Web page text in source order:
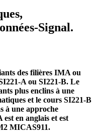
Signal.
des filières IMA ou
A ou SI221-B. Le
plus enclins à une
et le cours SI221-B
à une approche
en anglais et est
MICAS911.